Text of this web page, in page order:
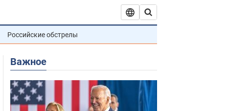
Российские обстрелы
Важное